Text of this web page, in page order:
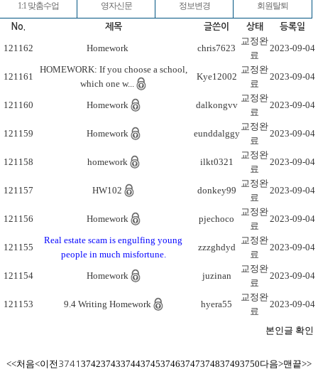
1:1 맞춤수업 영자신문 정보변경 회원탈퇴
No. 제목 글쓴이 상태 등록일
121162 Homework chris7623
교정완
료
2023-09-04
121161
HOMEWORK: If you choose a school,
which one w...
Kye12002
교정완
료
2023-09-04
121160 Homework dalkongvv
교정완
료
2023-09-04
121159 Homework eunddalggy
교정완
료
2023-09-04
121158 homework ilkt0321
교정완
료
2023-09-04
121157 HW102 donkey99
교정완
료
2023-09-04
121156 Homework pjechoco
교정완
료
2023-09-04
121155
Real estate scam is engulfing young
people in much misfortune.
zzzghdyd
교정완
료
2023-09-04
121154 Homework juzinan
교정완
료
2023-09-04
121153 9.4 Writing Homework hyera55
교정완
료
2023-09-04
본인글 확인
<<처음<이전 3741 374237433744374537463747374837493750다음>맨끝>>